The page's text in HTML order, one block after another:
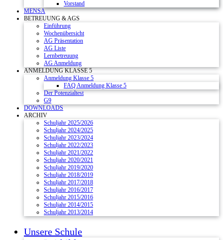
Vorstand
MENSA
BETREUUNG & AGS
Einführung
Wochenübersicht
AG Präsentation
AG Liste
Lernbetreuung
AG Anmeldung
ANMELDUNG KLASSE 5
Anmeldung Klasse 5
FAQ Anmeldung Klasse 5
Der Potenzialtest
G9
DOWNLOADS
ARCHIV
Schuljahr 2025/2026
Schuljahr 2024/2025
Schuljahr 2023/2024
Schuljahr 2022/2023
Schuljahr 2021/2022
Schuljahr 2020/2021
Schuljahr 2019/2020
Schuljahr 2018/2019
Schuljahr 2017/2018
Schuljahr 2016/2017
Schuljahr 2015/2016
Schuljahr 2014/2015
Schuljahr 2013/2014
Unsere Schule